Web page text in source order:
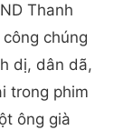
Thanh
chúng
dị, dân dã,
trong phim
ông già